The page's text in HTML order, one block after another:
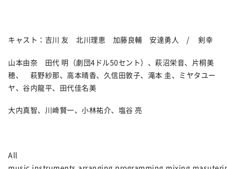
キャスト：吉川 友 北川理恵 加藤良輔 安達勇人 / 剣幸
山本由奈 田代 明（劇団4ドル50セント）、萩沼栄音、片桐美
穂、 萩野紗那、高本晴香、久信田敦子、滝本 圭、ミヤタユー
ヤ、谷内龍平、田代佳名美
大内真智、川﨑賢一、小林祐介、塩谷 亮
All